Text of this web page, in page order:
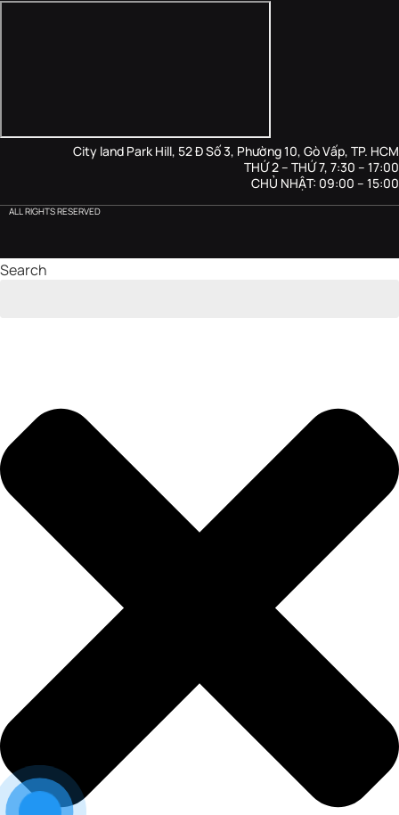
City land Park Hill, 52 Đ Số 3, Phường 10, Gò Vấp, TP. HCM
THỨ 2 – THỨ 7, 7:30 – 17:00
CHỦ NHẬT: 09:00 – 15:00
ALL RIGHTS RESERVED
Search